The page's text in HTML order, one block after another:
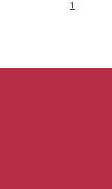
1